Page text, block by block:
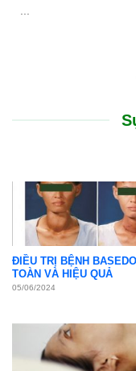
...
ĐIỀU TRỊ BỆNH
TOÀN VÀ HIỆU QUẢ
05/06/2024